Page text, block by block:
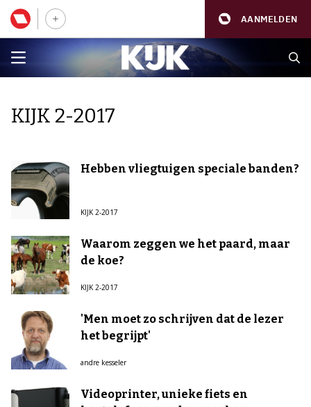
AANMELDEN
KIJK 2-2017
Hebben vliegtuigen speciale banden?
KIJK 2-2017
Waarom zeggen we het paard, maar
de koe?
KIJK 2-2017
'Men moet zo schrijven dat de lezer
het begrijpt'
andre kesseler
Videoprinter, unieke fiets en